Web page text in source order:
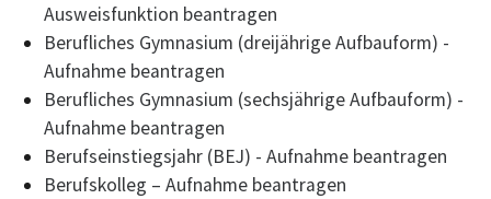
Ausweisfunktion beantragen
Berufliches Gymnasium (dreijährige Aufbauform) -
Aufnahme beantragen
Berufliches Gymnasium (sechsjährige Aufbauform) -
Aufnahme beantragen
Berufseinstiegsjahr (BEJ) - Aufnahme beantragen
Berufskolleg – Aufnahme beantragen